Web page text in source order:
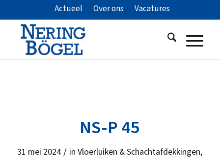
Actueel Over ons Vacatures
NS-P 45
31 mei 2024 / inVloerluiken & Schachtafdekkingen,